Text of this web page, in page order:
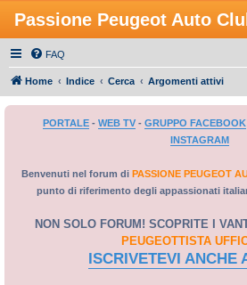
Passione Peugeot Auto
FAQ
Home Indice Cerca Argomenti attivi
PORTALE- WEB TV- GRUPPO FACEBOOK
INSTAGRAM
Benvenuti nel forum di PASSIONE PEUGEOT
punto di riferimento degli appassionati
NON SOLO FORUM! SCOPRITE I
PEUGEOTTISTA
ISCRIVETEVI ANCHE